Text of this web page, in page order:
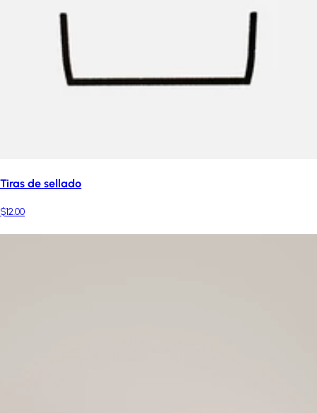
Tiras de sellado
$12.00